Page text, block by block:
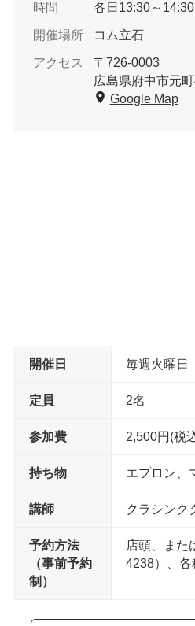
時間 各日13:30～14:30
開催場所 コム立石
アクセス
〒726-0003
広島県府中市元
Google Map
開催日 毎週火曜日
定員 2名
参加費 2,500円(税
持ち物 エプロン、
講師 クラシンク
予約方法
（事前予約
制）
店頭、また
4238）、各